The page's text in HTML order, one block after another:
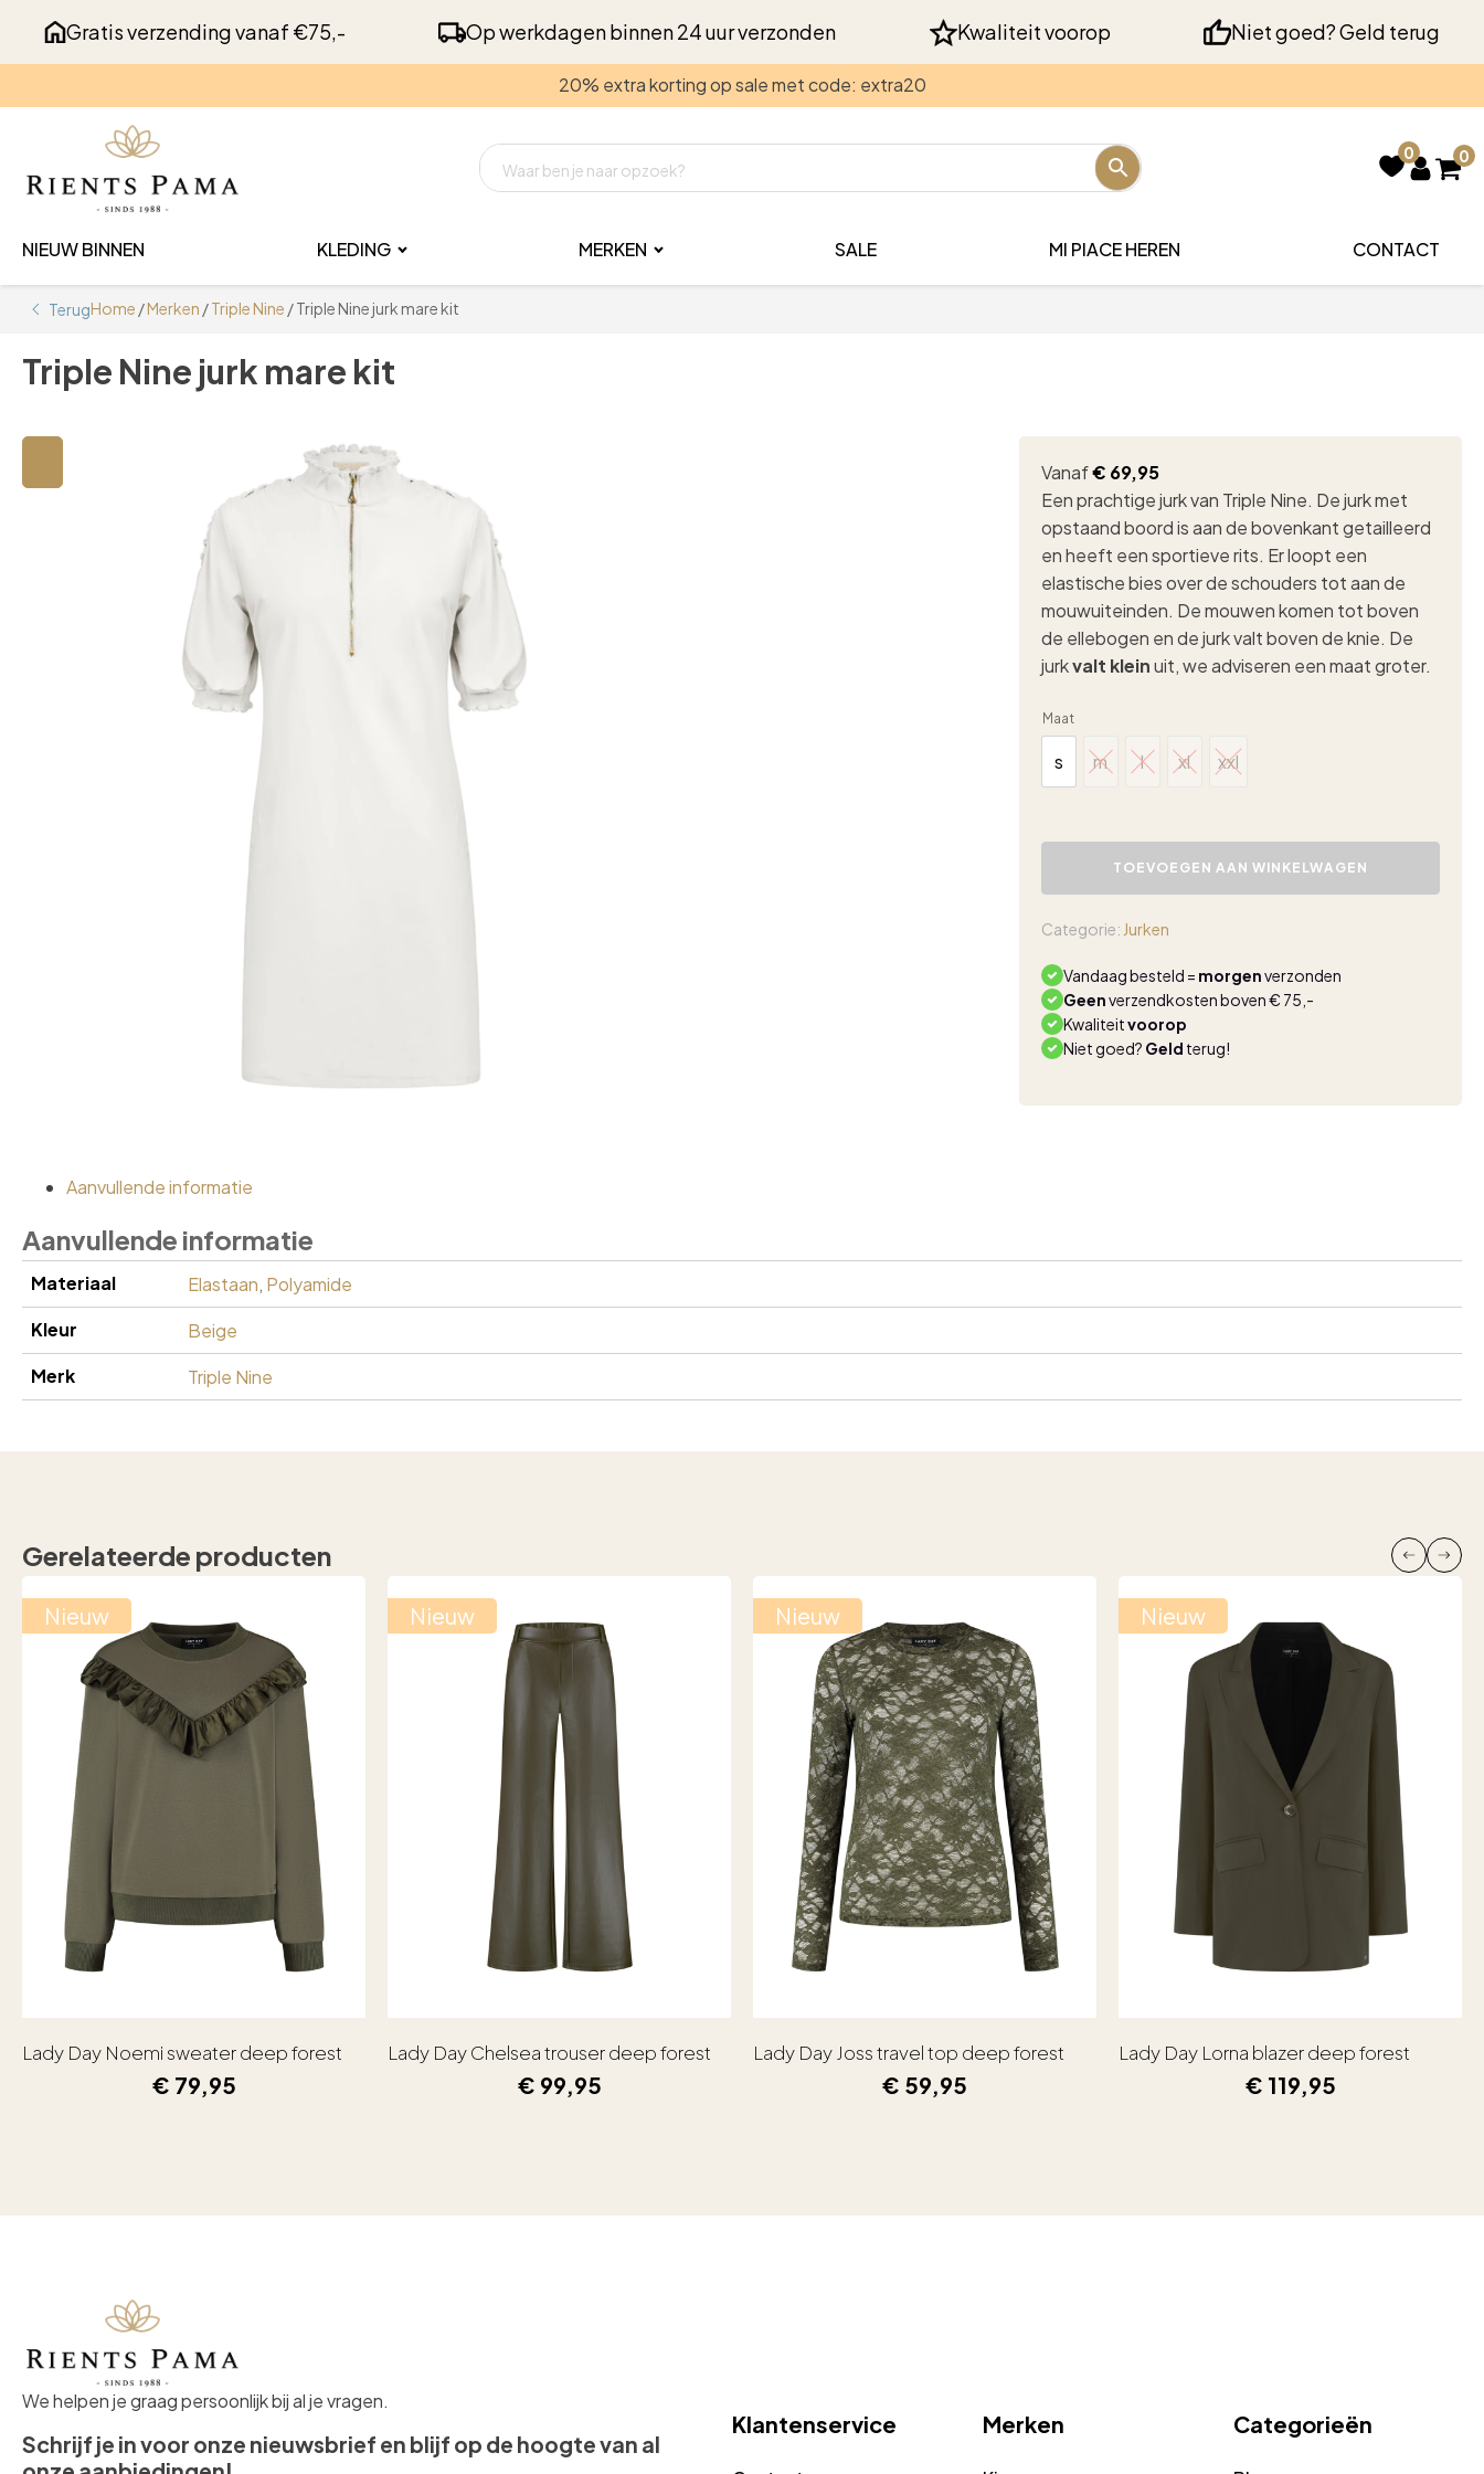
Gratis verzending vanaf €75,- Op werkdagen binnen 24 uur verzonden Kwaliteit voorop Niet goed? Geld terug
20% extra korting op sale met code: extra20
0 0
NIEUW BINNEN KLEDING MERKEN SALE MI PIACE HEREN CONTACT
TerugHome /Merken /Triple Nine / Triple Nine jurk mare kit
Triple Nine jurk mare kit
Vanaf€ 69,95
Een prachtige jurk van Triple Nine. De jurk met
opstaand boord is aan de bovenkant getailleerd
en heeft een sportieve rits. Er loopt een
elastische bies over de schouders tot aan de
mouwuiteinden. De mouwen komen tot boven
de ellebogen en de jurk valt boven de knie. De
jurkvalt kleinuit, we adviseren een maat groter.
Maat
s
s
m
m
l
l
xl
xl
xxl
xxl
Triple
kit
TOEVOEGEN AAN WINKELWAGEN
Categorie: Jurken
Vandaag besteld = morgenverzonden
Geenverzendkosten boven € 75,-
Kwaliteitvoorop
Niet goed? Geld terug!
Aanvullende informatie
Aanvullende informatie
Materiaal Elastaan, Polyamide
Kleur
Beige
Merk
Triple Nine
Gerelateerde producten
Nieuw
Lady Day Noemi sweater deep forest
€ 79,95
Nieuw
Lady Day Chelsea trouser deep forest
€ 99,95
Nieuw
Lady Day Joss travel top deep forest
€ 59,95
Nieuw
Lady Day Lorna blazer deep forest
€ 119,95
We helpen je graag persoonlijk bij al je vragen.
Schrijf je in voor onze nieuwsbrief en blijf op de hoogte van al
Klantenservice Merken Categorieën